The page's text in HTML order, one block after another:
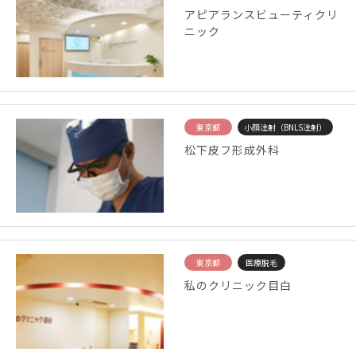
アピアランスビューティクリ
ニック
東京都 小顔注射（BNLS注射）
松下皮フ形成外科
東京都 医療脱毛
私のクリニック目白